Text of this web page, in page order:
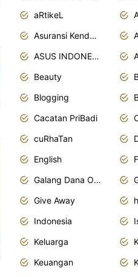
aRtikeL
Asuransi Kendaraan
ASUS INDONESIA
Beauty
Blogging
Cacatan PriBadi
cuRhaTan
English
Galang Dana Online
Give Away
Indonesia
Keluarga
Keuangan